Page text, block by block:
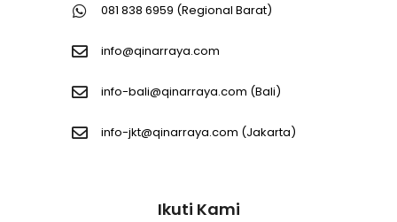
081 838 6959 (Regional Barat)
info@qinarraya.com
info-bali@qinarraya.com (Bali)
info-jkt@qinarraya.com (Jakarta)
Ikuti Kami